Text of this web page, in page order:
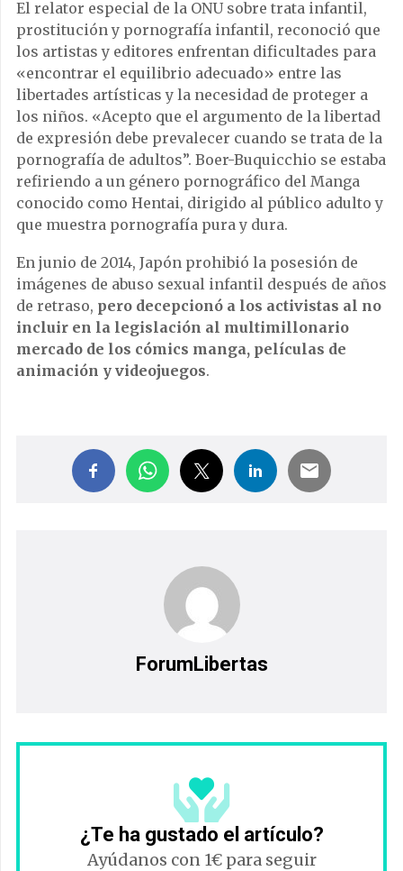
El relator especial de la ONU sobre trata infantil,
prostitución y pornografía infantil, reconoció que
los artistas y editores enfrentan dificultades para
«encontrar el equilibrio adecuado» entre las
libertades artísticas y la necesidad de proteger a
los niños. «Acepto que el argumento de la libertad
de expresión debe prevalecer cuando se trata de la
pornografía de adultos”. Boer-Buquicchio se estaba
refiriendo a un género pornográfico del Manga
conocido como Hentai, dirigido al público adulto y
que muestra pornografía pura y dura.
En junio de 2014, Japón prohibió la posesión de
imágenes de abuso sexual infantil después de años
de retraso, pero decepcionó a los activistas al no
incluir en la legislación al multimillonario
mercado de los cómics manga, películas de
animación y videojuegos.
ForumLibertas
¿Te ha gustado el artículo?
Ayúdanos con 1€ para seguir